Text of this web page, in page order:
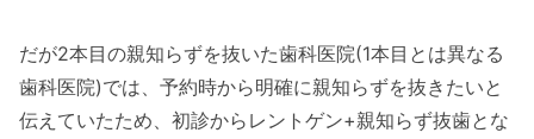
だが2本目の親知らずを抜いた歯科医院(1本目とは異なる
歯科医院)では、予約時から明確に親知らずを抜きたいと
伝えていたため、初診からレントゲン+親知らず抜歯とな